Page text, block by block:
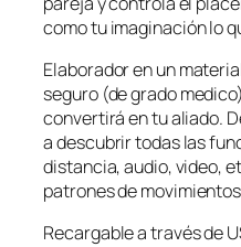
como tu imaginación lo
Elaborador en un
seguro (de grado
convertirá en tu aliado.
a descubrir todas las
distancia, audio, video,
patrones de
Recargable a través de